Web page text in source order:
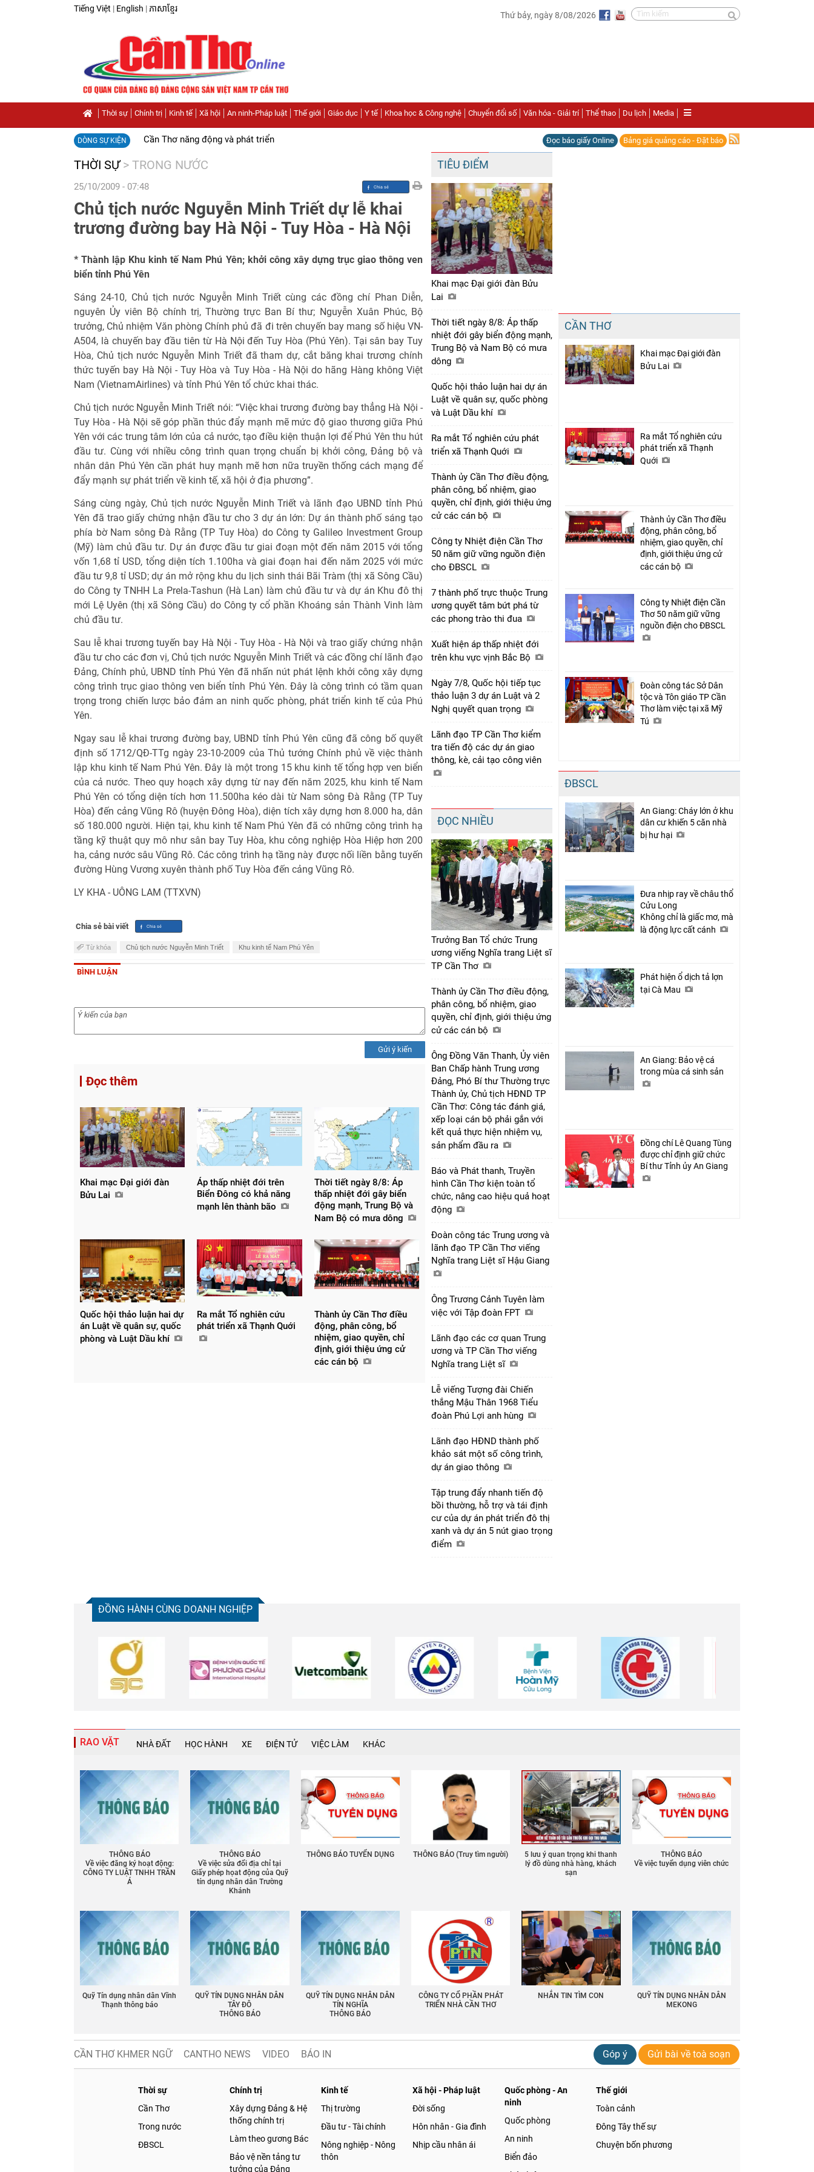
Tiếng Việt | English | ភាសាខ្មែរ
Thứ bảy, ngày 8/08/2026
Thời sự Chính trị Kinh tế Xã hội An ninh-Pháp luật Thế giới Giáo dục Y tế Khoa học & Công nghệ Chuyển đổi số Văn hóa - Giải trí Thể thao Du lịch Media
DÒNG SỰ KIỆN Cần Thơ năng động và phát triển Đọc báo giấy Online Bảng giá quảng cáo - Đặt báo
THỜI SỰ > TRONG NƯỚC
25/10/2009 - 07:48
Chia sẻ
Chủ tịch nước Nguyễn Minh Triết dự lễ khai
trương đường bay Hà Nội - Tuy Hòa - Hà Nội
* Thành lập Khu kinh tế Nam Phú Yên; khởi công xây dựng trục giao thông ven
biển tỉnh Phú Yên
Sáng 24-10, Chủ tịch nước Nguyễn Minh Triết cùng các đồng chí Phan Diễn,
nguyên Ủy viên Bộ chính trị, Thường trực Ban Bí thư; Nguyễn Xuân Phúc, Bộ
trưởng, Chủ nhiệm Văn phòng Chính phủ đã đi trên chuyến bay mang số hiệu VN-
A504, là chuyến bay đầu tiên từ Hà Nội đến Tuy Hòa (Phú Yên). Tại sân bay Tuy
Hòa, Chủ tịch nước Nguyễn Minh Triết đã tham dự, cắt băng khai trương chính
thức tuyến bay Hà Nội - Tuy Hòa và Tuy Hòa - Hà Nội do hãng Hàng không Việt
Nam (VietnamAirlines) và tỉnh Phú Yên tổ chức khai thác.
Chủ tịch nước Nguyễn Minh Triết nói: “Việc khai trương đường bay thẳng Hà Nội -
Tuy Hòa - Hà Nội sẽ góp phần thúc đẩy mạnh mẽ mức độ giao thương giữa Phú
Yên với các trung tâm lớn của cả nước, tạo điều kiện thuận lợi để Phú Yên thu hút
đầu tư. Cùng với nhiều công trình quan trọng chuẩn bị khởi công, Đảng bộ và
nhân dân Phú Yên cần phát huy mạnh mẽ hơn nữa truyền thống cách mạng để
đẩy mạnh sự phát triển về kinh tế, xã hội ở địa phương”.
Sáng cùng ngày, Chủ tịch nước Nguyễn Minh Triết và lãnh đạo UBND tỉnh Phú
Yên đã trao giấy chứng nhận đầu tư cho 3 dự án lớn: Dự án thành phố sáng tạo
phía bờ Nam sông Đà Rằng (TP Tuy Hòa) do Công ty Galileo Investment Group
(Mỹ) làm chủ đầu tư. Dự án được đầu tư giai đoạn một đến năm 2015 với tổng
vốn 1,68 tỉ USD, tổng diện tích 1.100ha và giai đoạn hai đến năm 2025 với mức
đầu tư 9,8 tỉ USD; dự án mở rộng khu du lịch sinh thái Bãi Tràm (thị xã Sông Cầu)
do Công ty TNHH La Prela-Tashun (Hà Lan) làm chủ đầu tư và dự án Khu đô thị
mới Lệ Uyên (thị xã Sông Cầu) do Công ty cổ phần Khoáng sản Thành Vinh làm
chủ đầu tư.
Sau lễ khai trương tuyến bay Hà Nội - Tuy Hòa - Hà Nội và trao giấy chứng nhận
đầu tư cho các đơn vị, Chủ tịch nước Nguyễn Minh Triết và các đồng chí lãnh đạo
Đảng, Chính phủ, UBND tỉnh Phú Yên đã nhấn nút phát lệnh khởi công xây dựng
công trình trục giao thông ven biển tỉnh Phú Yên. Đây là công trình có tầm quan
trọng trong chiến lược bảo đảm an ninh quốc phòng, phát triển kinh tế của Phú
Yên.
Ngay sau lễ khai trương đường bay, UBND tỉnh Phú Yên cũng đã công bố quyết
định số 1712/QĐ-TTg ngày 23-10-2009 của Thủ tướng Chính phủ về việc thành
lập khu kinh tế Nam Phú Yên. Đây là một trong 15 khu kinh tế tổng hợp ven biển
của cả nước. Theo quy hoạch xây dựng từ nay đến năm 2025, khu kinh tế Nam
Phú Yên có tổng diện tích hơn 11.500ha kéo dài từ Nam sông Đà Rằng (TP Tuy
Hòa) đến cảng Vũng Rô (huyện Đông Hòa), diện tích xây dựng hơn 8.000 ha, dân
số 180.000 người. Hiện tại, khu kinh tế Nam Phú Yên đã có những công trình hạ
tầng kỹ thuật quy mô như sân bay Tuy Hòa, khu công nghiệp Hòa Hiệp hơn 200
ha, cảng nước sâu Vũng Rô. Các công trình hạ tầng này được nối liền bằng tuyến
đường Hùng Vương xuyên thành phố Tuy Hòa đến cảng Vũng Rô.
LY KHA - UÔNG LAM (TTXVN)
Chia sẻ bài viết
Từ khóa Chủ tịch nước Nguyễn Minh Triết Khu kinh tế Nam Phú Yên
BÌNH LUẬN
Gửi ý kiến
Đọc thêm
Khai mạc Đại giới đàn
Bửu Lai
Áp thấp nhiệt đới trên
Biển Đông có khả năng
mạnh lên thành bão
Thời tiết ngày 8/8: Áp
thấp nhiệt đới gây biển
động mạnh, Trung Bộ và
Nam Bộ có mưa dông
Quốc hội thảo luận hai dự
án Luật về quân sự, quốc
phòng và Luật Dầu khí
Ra mắt Tổ nghiên cứu
phát triển xã Thạnh Quới
Thành ủy Cần Thơ điều
động, phân công, bổ
nhiệm, giao quyền, chỉ
định, giới thiệu ứng cử
các cán bộ
TIÊU ĐIỂM
Khai mạc Đại giới đàn Bửu
Lai
Thời tiết ngày 8/8: Áp thấp
nhiệt đới gây biển động mạnh,
Trung Bộ và Nam Bộ có mưa
dông
Quốc hội thảo luận hai dự án
Luật về quân sự, quốc phòng
và Luật Dầu khí
Ra mắt Tổ nghiên cứu phát
triển xã Thạnh Quới
Thành ủy Cần Thơ điều động,
phân công, bổ nhiệm, giao
quyền, chỉ định, giới thiệu ứng
cử các cán bộ
Công ty Nhiệt điện Cần Thơ
50 năm giữ vững nguồn điện
cho ĐBSCL
7 thành phố trực thuộc Trung
ương quyết tâm bứt phá từ
các phong trào thi đua
Xuất hiện áp thấp nhiệt đới
trên khu vực vịnh Bắc Bộ
Ngày 7/8, Quốc hội tiếp tục
thảo luận 3 dự án Luật và 2
Nghị quyết quan trọng
Lãnh đạo TP Cần Thơ kiểm
tra tiến độ các dự án giao
thông, kè, cải tạo công viên
ĐỌC NHIỀU
Trưởng Ban Tổ chức Trung
ương viếng Nghĩa trang Liệt sĩ
TP Cần Thơ
Thành ủy Cần Thơ điều động,
phân công, bổ nhiệm, giao
quyền, chỉ định, giới thiệu ứng
cử các cán bộ
Ông Đồng Văn Thanh, Ủy viên
Ban Chấp hành Trung ương
Đảng, Phó Bí thư Thường trực
Thành ủy, Chủ tịch HĐND TP
Cần Thơ: Công tác đánh giá,
xếp loại cán bộ phải gắn với
kết quả thực hiện nhiệm vụ,
sản phẩm đầu ra
Báo và Phát thanh, Truyền
hình Cần Thơ kiện toàn tổ
chức, nâng cao hiệu quả hoạt
động
Đoàn công tác Trung ương và
lãnh đạo TP Cần Thơ viếng
Nghĩa trang Liệt sĩ Hậu Giang
Ông Trương Cảnh Tuyên làm
việc với Tập đoàn FPT
Lãnh đạo các cơ quan Trung
ương và TP Cần Thơ viếng
Nghĩa trang Liệt sĩ
Lễ viếng Tượng đài Chiến
thắng Mậu Thân 1968 Tiểu
đoàn Phú Lợi anh hùng
Lãnh đạo HĐND thành phố
khảo sát một số công trình,
dự án giao thông
Tập trung đẩy nhanh tiến độ
bồi thường, hỗ trợ và tái định
cư của dự án phát triển đô thị
xanh và dự án 5 nút giao trọng
điểm
CẦN THƠ
Khai mạc Đại giới đàn
Bửu Lai
Ra mắt Tổ nghiên cứu
phát triển xã Thạnh
Quới
Thành ủy Cần Thơ điều
động, phân công, bổ
nhiệm, giao quyền, chỉ
định, giới thiệu ứng cử
các cán bộ
Công ty Nhiệt điện Cần
Thơ 50 năm giữ vững
nguồn điện cho ĐBSCL
Đoàn công tác Sở Dân
tộc và Tôn giáo TP Cần
Thơ làm việc tại xã Mỹ
Tú
ĐBSCL
An Giang: Cháy lớn ở khu
dân cư khiến 5 căn nhà
bị hư hại
Đưa nhịp ray về châu thổ
Cửu Long
Không chỉ là giấc mơ, mà
là động lực cất cánh
Phát hiện ổ dịch tả lợn
tại Cà Mau
An Giang: Bảo vệ cá
trong mùa cá sinh sản
Đồng chí Lê Quang Tùng
được chỉ định giữ chức
Bí thư Tỉnh ủy An Giang
ĐỒNG HÀNH CÙNG DOANH NGHIỆP
RAO VẶT NHÀ ĐẤT HỌC HÀNH XE ĐIỆN TỬ VIỆC LÀM KHÁC
THÔNG BÁO
Về việc đăng ký hoạt động:
CÔNG TY LUẬT TNHH TRẦN
Á
THÔNG BÁO
Về việc sửa đổi địa chỉ tại
Giấy phép họat động của Quỹ
tín dụng nhân dân Trường
Khánh
THÔNG BÁO TUYỂN DỤNG THÔNG BÁO (Truy tìm người)
5 lưu ý quan trọng khi thanh
lý đồ dùng nhà hàng, khách
sạn
THÔNG BÁO
Về việc tuyển dụng viên chức
Quỹ Tín dụng nhân dân Vĩnh
Thạnh thông báo
QUỸ TÍN DỤNG NHÂN DÂN
TÂY ĐÔ
THÔNG BÁO
QUỸ TÍN DỤNG NHÂN DÂN
TÍN NGHĨA
THÔNG BÁO
CÔNG TY CỔ PHẦN PHÁT
TRIỂN NHÀ CẦN THƠ
NHẮN TIN TÌM CON
QUỸ TÍN DỤNG NHÂN DÂN
MEKONG
CẦN THƠ KHMER NGỮ CANTHO NEWS VIDEO BÁO IN Góp ý Gửi bài về toà soạn
Thời sự
Cần Thơ
Trong nước
ĐBSCL
Chính trị
Xây dựng Đảng & Hệ
thống chính trị
Làm theo gương Bác
Bảo vệ nền tảng tư
tưởng của Đảng
Kinh tế
Thị trường
Đầu tư - Tài chính
Nông nghiệp - Nông
thôn
Xã hội - Pháp luật
Đời sống
Hôn nhân - Gia đình
Nhịp cầu nhân ái
Quốc phòng - An
ninh
Quốc phòng
An ninh
Biển đảo
Thế giới
Toàn cảnh
Đông Tây thế sự
Chuyện bốn phương